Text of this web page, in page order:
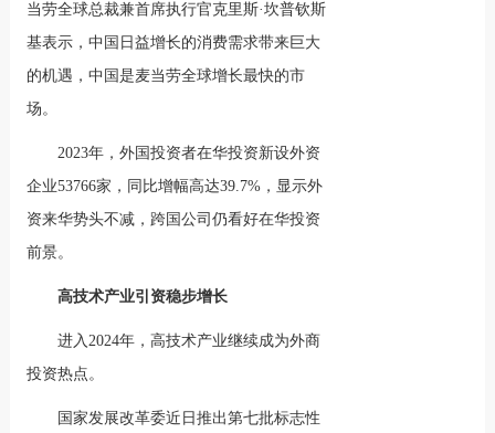
当劳全球总裁兼首席执行官克里斯·坎普钦斯
基表示，中国日益增长的消费需求带来巨大
的机遇，中国是麦当劳全球增长最快的市
场。
2023年，外国投资者在华投资新设外资
企业53766家，同比增幅高达39.7%，显示外
资来华势头不减，跨国公司仍看好在华投资
前景。
高技术产业引资稳步增长
进入2024年，高技术产业继续成为外商
投资热点。
国家发展改革委近日推出第七批标志性